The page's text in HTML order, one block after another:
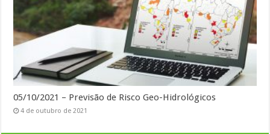
05/10/2021 – Previsão de Risco Geo-Hidrológicos
4 de outubro de 2021